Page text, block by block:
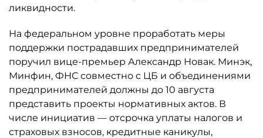
ликвидности.
На федеральном уровне проработать меры
поддержки пострадавших предпринимателей
поручил вице-премьер Александр Новак. Минэк,
Минфин, ФНС совместно с ЦБ и объединениями
предпринимателей должны до 10 августа
представить проекты нормативных актов. В
числе инициатив — отсрочка уплаты налогов и
страховых взносов, кредитные каникулы,